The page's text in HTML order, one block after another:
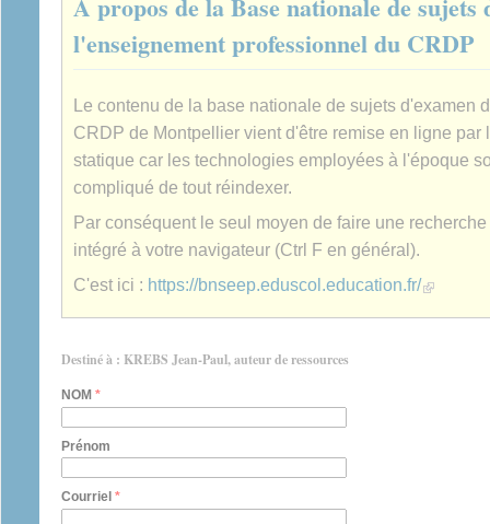
l'enseignement professionnel du CRDP
Le contenu de la base nationale de sujets d'examen
CRDP de Montpellier vient d'être remise en ligne par
statique car les technologies employées à l'époque
compliqué de tout réindexer.
Par conséquent le seul moyen de faire une
intégré à votre navigateur (Ctrl F en général).
C'est ici : https://bnseep.eduscol.education.fr/(link is
Destiné à : KREBS Jean-Paul, auteur de ressources
NOM *
Prénom
Courriel *